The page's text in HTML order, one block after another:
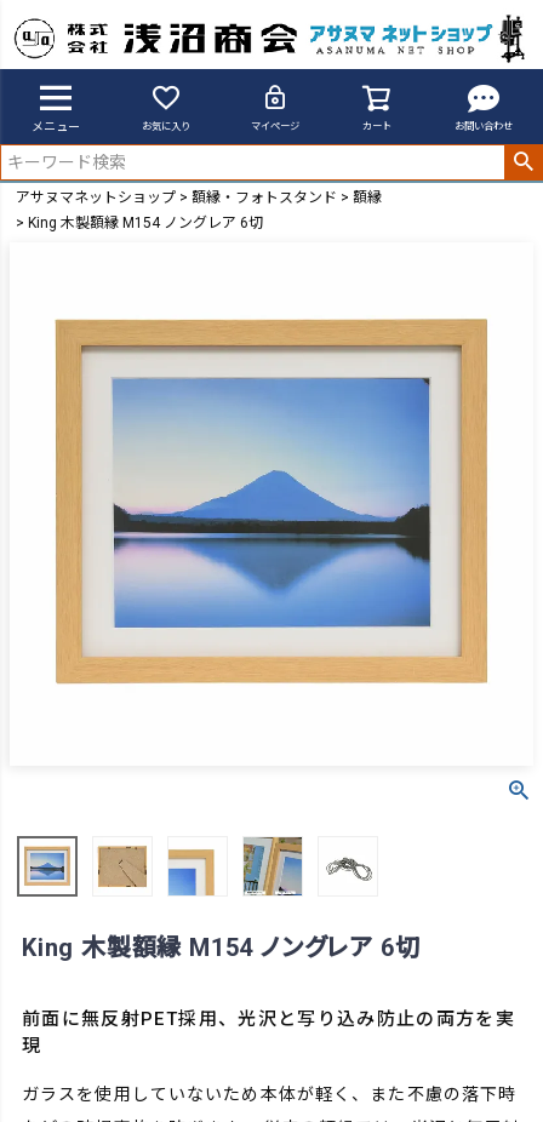
メニュー お気に入り マイページ カート お問い合わせ
アサヌマネットショップ 額縁・フォトスタンド
額縁
King 木製額縁 M154 ノングレア 6切
King 木製額縁 M154 ノングレア 6切
前面に無反射PET採用、光沢と写り込み防止の両方を実
現
ガラスを使用していないため本体が軽く、また不慮の落下時